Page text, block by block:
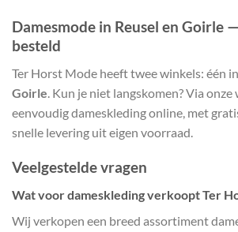
Damesmode in Reusel en Goirle
besteld
Ter Horst Mode heeft twee winkels: één in
Goirle . Kun je niet langskomen? Via
eenvoudig dameskleding online, met
snelle levering uit eigen voorraad.
Veelgestelde vragen
Wat voor dameskleding verkoopt Ter
Wij verkopen een breed assortiment